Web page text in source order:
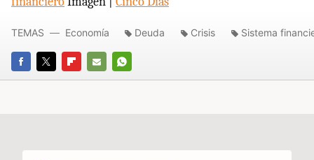
FACEBOOK
TWITTERFLIPBOARD
E-
WHATSAPP
TEMAS Economía Deuda Crisis Sistema